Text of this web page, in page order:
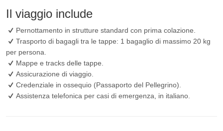
Il viaggio include
Pernottamento in strutture standard con prima colazione.
Trasporto di bagagli tra le tappe: 1 bagaglio di massimo 20 kg
per persona.
Mappe e tracks delle tappe.
Assicurazione di viaggio.
Credenziale in ossequio (Passaporto del Pellegrino).
Assistenza telefonica per casi di emergenza, in italiano.